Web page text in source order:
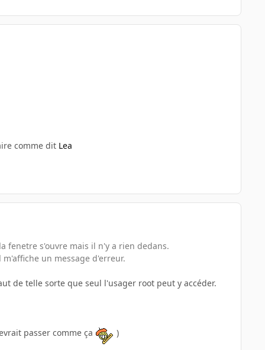
comme dit Lea
fenetre s'ouvre mais il n'y a rien dedans.
un message d'erreur.
de telle sorte que seul l'usager root peut y accéder.
passer comme ça
)